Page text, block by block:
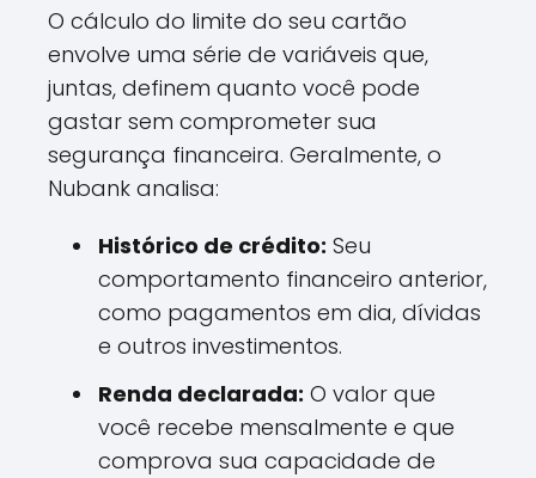
O cálculo do limite do seu cartão
envolve uma série de variáveis que,
juntas, definem quanto você pode
gastar sem comprometer sua
segurança financeira. Geralmente, o
Nubank analisa:
Histórico de crédito: Seu
comportamento financeiro anterior,
como pagamentos em dia, dívidas
e outros investimentos.
Renda declarada: O valor que
você recebe mensalmente e que
comprova sua capacidade de